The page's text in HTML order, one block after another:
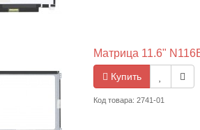
Матрица 11.6"
Купить
Код товара: 2741-01